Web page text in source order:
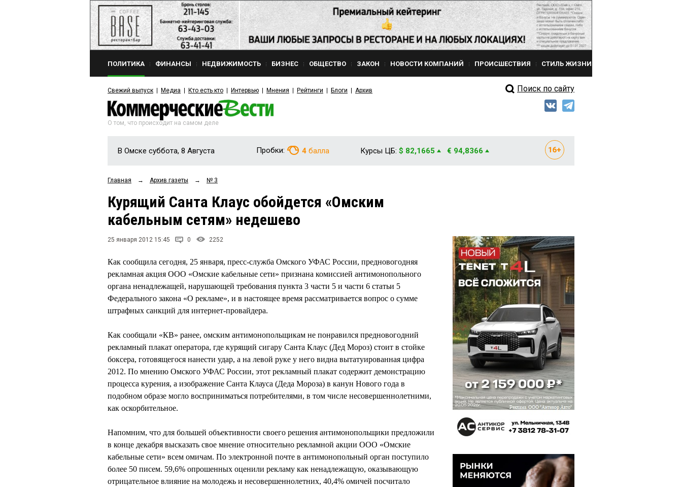
ПОЛИТИКА ФИНАНСЫ НЕДВИЖИМОСТЬ БИЗНЕС ОБЩЕСТВО ЗАКОН НОВОСТИ КОМПАНИЙ ПРОИСШЕСТВИЯ СТИЛЬ ЖИЗНИ
Свежий выпуск Медиа Кто есть кто Интервью Мнения Рейтинги Блоги Архив Поиск по сайту
О том, что происходит на самом деле
В Омске суббота, 8 Августа Пробки: 4 балла Курсы ЦБ: $ 82,1665 € 94,8366
Главная → Архив газеты → № 3
Курящий Санта Клаус обойдется «Омским
кабельным сетям» недешево
25 января 2012 15:45 0 2252
Как сообщила сегодня, 25 января, пресс-служба Омского УФАС России, предновогодняя
рекламная акция ООО «Омские кабельные сети» признана комиссией антимонопольного
органа ненадлежащей, нарушающей требования пункта 3 части 5 и части 6 статьи 5
Федерального закона «О рекламе», и в настоящее время рассматривается вопрос о сумме
штрафных санкций для интернет-провайдера.
Как сообщали «КВ» ранее, омским антимонопольщикам не понравился предновогодний
рекламный плакат оператора, где курящий сигару Санта Клаус (Дед Мороз) стоит в стойке
боксера, готовящегося нанести удар, а на левой руке у него видна вытатуированная цифра
2012. По мнению Омского УФАС России, этот рекламный плакат содержит демонстрацию
процесса курения, а изображение Санта Клауса (Деда Мороза) в канун Нового года в
подобном образе могло восприниматься потребителями, в том числе несовершеннолетними,
как оскорбительное.
Напомним, что для большей объективности своего решения антимонопольщики предложили
в конце декабря высказать свое мнение относительно рекламной акции ООО «Омские
кабельные сети» всем омичам. По электронной почте в антимонопольный орган поступило
более 50 писем. 59,6% опрошенных оценили рекламу как ненадлежащую, оказывающую
отрицательное влияние на молодежь и несовершеннолетних, 40,4% омичей посчитало